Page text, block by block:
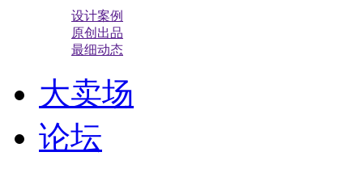
设计案例
原创出品
最细动态
大卖场
论坛